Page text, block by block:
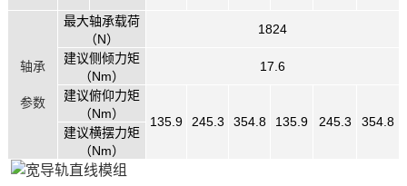
轴承
参数
最大轴承载荷
（N）
1824
建议侧倾力矩
（Nm）
17.6
建议俯仰力矩
（Nm）
135.9 245.3 354.8 135.9 245.3 354.8
建议横摆力矩
（Nm）